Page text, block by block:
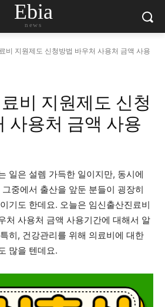
Ebia
news
비 지원제도 신청방법 바우처 사용처 금액 사용
비 지원제도 신청
사용처 금액 사용
일은 설렘 가득한 일이지만, 동시에
중에서 출산을 앞둔 분들이 굉장히
기도 한데요. 오늘은 임신출산진료비
처 사용처 금액 사용기간에 대해서 알
히, 건강관리를 위해 의료비에 대한
많을 텐데요.